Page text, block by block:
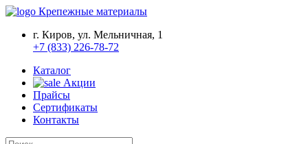
Крепежные материалы
г. Киров, ул. Мельничная, 1
+7 (833) 226-78-72
Каталог
Акции
Прайсы
Сертификаты
Контакты